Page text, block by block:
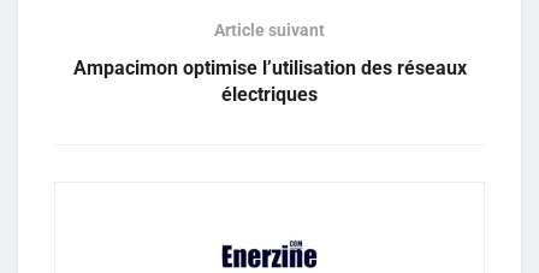
Article suivant
Ampacimon optimise l’utilisation des réseaux
électriques